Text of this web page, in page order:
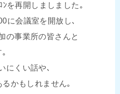
を再開しましました｡
に会議室を開放し､
の事業所の皆さんと
にくい話や､
かもしれません｡